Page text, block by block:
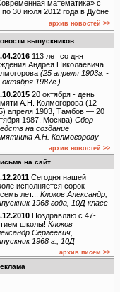
математика» с
по 30 июля 2012 года в Дубне
архив новостей >>
выпускников
113 лет со дня
Андрея Николаевича
(25 апреля 1903г. -
октября 1987г.)
20 октября - день
А.Н. Колмогорова (12
апреля 1903, Тамбов — 20
1987, Москва) Сбор
на создание
А.Н. Колмогорову
архив новостей >>
на сайт
Сегодня нашей
исполняется сорок
лет... Клоков Александр,
1968 года, 10Д класс
Поздравляю с 47-
школы! Клоков
Сергеевич,
1968 г., 10Д
архив писем >>